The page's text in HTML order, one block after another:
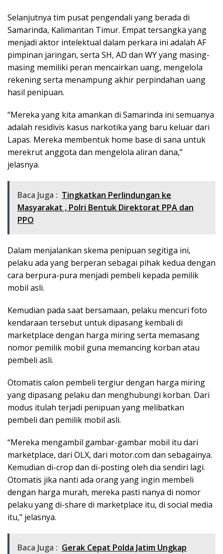
Selanjutnya tim pusat pengendali yang berada di
Samarinda, Kalimantan Timur. Empat tersangka yang
menjadi aktor intelektual dalam perkara ini adalah AF
pimpinan jaringan, serta SH, AD dan WY yang masing-
masing memiliki peran mencairkan uang, mengelola
rekening serta menampung akhir perpindahan uang
hasil penipuan.
“Mereka yang kita amankan di Samarinda ini semuanya
adalah residivis kasus narkotika yang baru keluar dari
Lapas. Mereka membentuk home base di sana untuk
merekrut anggota dan mengelola aliran dana,”
jelasnya.
Baca Juga : Tingkatkan Perlindungan ke
Masyarakat , Polri Bentuk Direktorat PPA dan
PPO
Dalam menjalankan skema penipuan segitiga ini,
pelaku ada yang berperan sebagai pihak kedua dengan
cara berpura-pura menjadi pembeli kepada pemilik
mobil asli.
Kemudian pada saat bersamaan, pelaku mencuri foto
kendaraan tersebut untuk dipasang kembali di
marketplace dengan harga miring serta memasang
nomor pemilik mobil guna memancing korban atau
pembeli asli.
Otomatis calon pembeli tergiur dengan harga miring
yang dipasang pelaku dan menghubungi korban. Dari
modus itulah terjadi penipuan yang melibatkan
pembeli dan pemilik mobil asli.
“Mereka mengambil gambar-gambar mobil itu dari
marketplace, dari OLX, dari motor.com dan sebagainya.
Kemudian di-crop dan di-posting oleh dia sendiri lagi.
Otomatis jika nanti ada orang yang ingin membeli
dengan harga murah, mereka pasti nanya di nomor
pelaku yang di-share di marketplace itu, di social media
itu,” jelasnya.
Baca Juga : Gerak Cepat Polda Jatim Ungkap